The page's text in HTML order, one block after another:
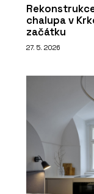
chalupa v
začátku
27. 5. 2026